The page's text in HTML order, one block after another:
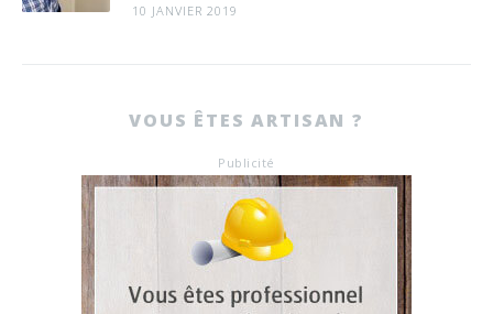
10 JANVIER 2019
VOUS ÊTES ARTISAN ?
Publicité